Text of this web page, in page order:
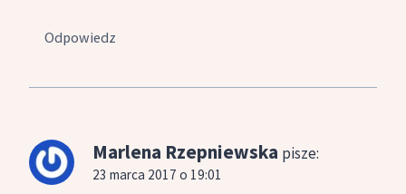
Odpowiedz
Marlena Rzepniewska pisze:
23 marca 2017 o 19:01